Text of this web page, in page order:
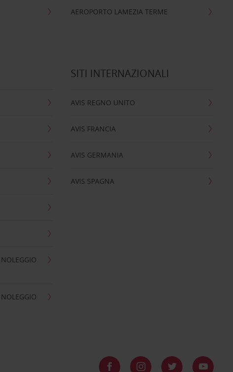
AEROPORTO LAMEZIA TERME
SITI INTERNAZIONALI
AVIS REGNO UNITO
AVIS FRANCIA
AVIS GERMANIA
AVIS SPAGNA